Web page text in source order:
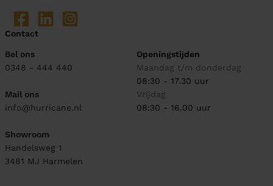
Contact
Bel ons
0348 - 444 440
Mail ons
info@hurricane.nl
Showroom
Handelsweg 1
3481 MJ Harmelen
Openingstijden
Maandag t/m donderdag
08:30 - 17.30 uur
Vrijdag
08:30 - 16.00 uur